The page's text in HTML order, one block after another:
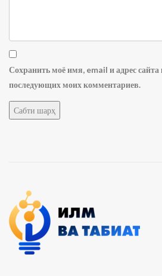
Сохранить моё имя, email и адрес сайта
последующих моих комментариев.